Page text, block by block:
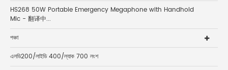
HS268 50W Portable Emergency Megaphone with Handhold
Mic - 翻译中...
পঞ্চা
এলডি200/লাইডি 400/ল্যাক 700 লংশ